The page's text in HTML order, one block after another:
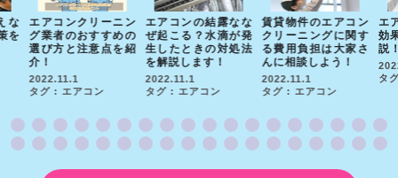
な
を
エアコンクリーニン
グ業者のおすすめの
選び方と注意点を紹
介！
2022.11.1
タグ : エアコン
エアコンの結露なな
ぜ起こる？水滴が発
生したときの対処法
を解説します！
2022.11.1
タグ : エアコン
賃貸物件のエアコン
クリーニングに関す
る費用負担は大家さ
んに相談しよう！
2022.11.1
タグ : エアコン
エ
効
説
タ